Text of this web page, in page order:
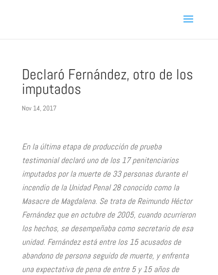
Declaró Fernández, otro de los
imputados
Nov 14, 2017
En la última etapa de producción de prueba
testimonial declaró uno de los 17 penitenciarios
imputados por la muerte de 33 personas durante el
incendio de la Unidad Penal 28 conocido como la
Masacre de Magdalena. Se trata de Reimundo Héctor
Fernández que en octubre de 2005, cuando ocurrieron
los hechos, se desempeñaba como secretario de esa
unidad. Fernández está entre los 15 acusados de
abandono de persona seguido de muerte, y enfrenta
una expectativa de pena de entre 5 y 15 años de